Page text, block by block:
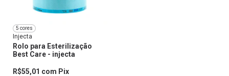
5 cores
Injecta
Rolo para Esterilização
Best Care - injecta
R$55,01 com Pix